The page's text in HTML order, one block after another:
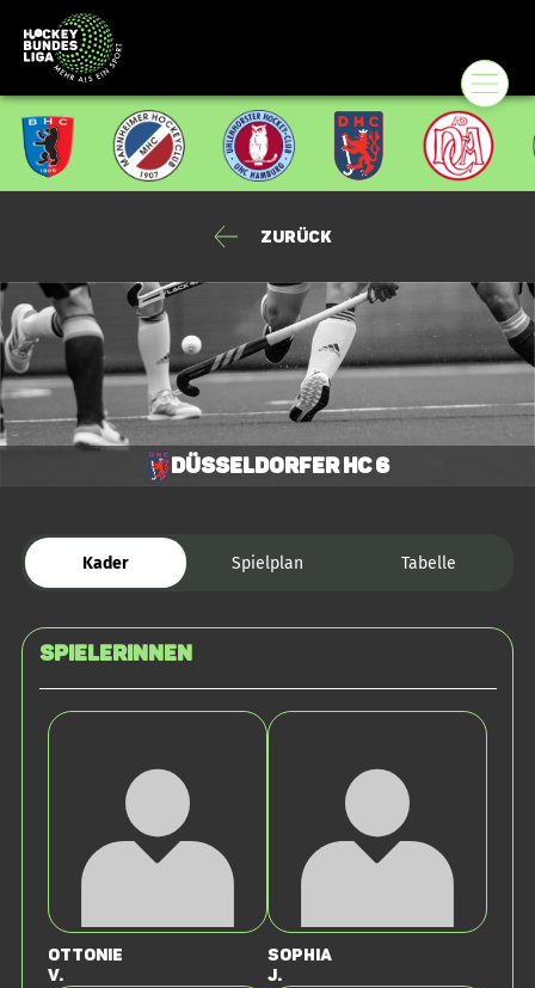
Zurück
Düsseldorfer HC 6
Kader Spielplan Tabelle
SPIELERINNEN
Ottonie
v.
Sophia
J.